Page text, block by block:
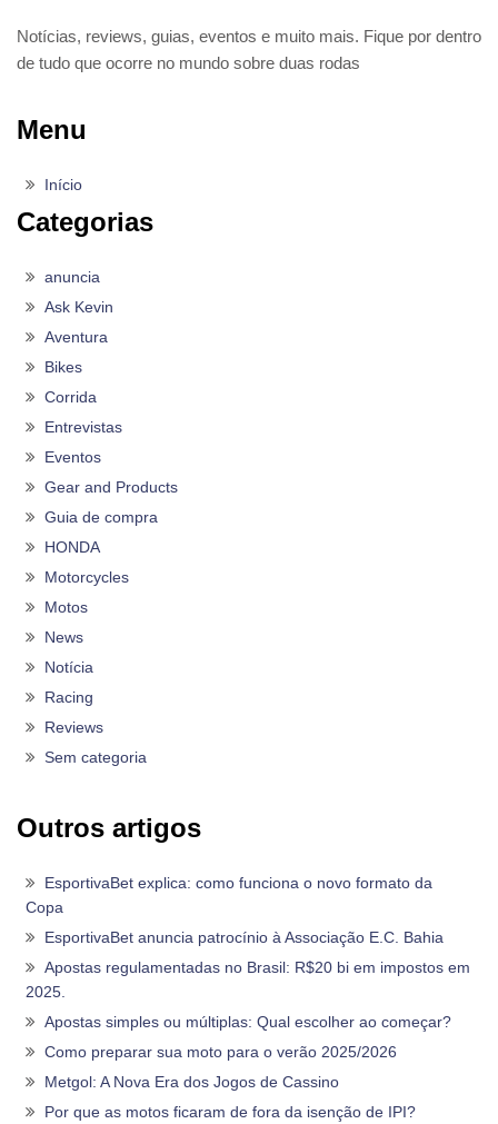
Notícias, reviews, guias, eventos e muito mais. Fique por dentro
de tudo que ocorre no mundo sobre duas rodas
Menu
Início
Categorias
anuncia
Ask Kevin
Aventura
Bikes
Corrida
Entrevistas
Eventos
Gear and Products
Guia de compra
HONDA
Motorcycles
Motos
News
Notícia
Racing
Reviews
Sem categoria
Outros artigos
EsportivaBet explica: como funciona o novo formato da
Copa
EsportivaBet anuncia patrocínio à Associação E.C. Bahia
Apostas regulamentadas no Brasil: R$20 bi em impostos em
2025.
Apostas simples ou múltiplas: Qual escolher ao começar?
Como preparar sua moto para o verão 2025/2026
Metgol: A Nova Era dos Jogos de Cassino
Por que as motos ficaram de fora da isenção de IPI?